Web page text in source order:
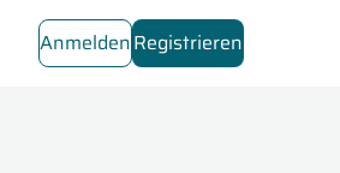
AnmeldenRegistrieren